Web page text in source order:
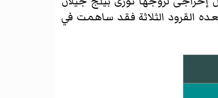
بعده القرود الثلاثة فقد ساهمت في